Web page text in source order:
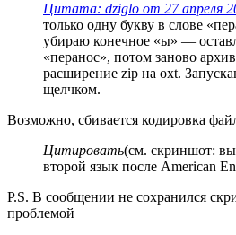
Цитата: dziglo от 27 апреля
только одну букву в слове
убираю конечное «ы» —
«перанос», потом заново
расширение zip на oxt.
щелчком.
Возможно, сбивается кодировка
Цитировать(см. скриншот:
второй язык после American
P.S. В сообщении не сохранился
проблемой